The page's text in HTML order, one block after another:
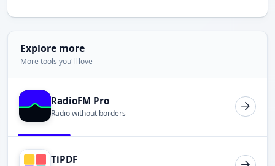
Explore more
More tools you'll love
RadioFM Pro
Radio without borders
TiPDF